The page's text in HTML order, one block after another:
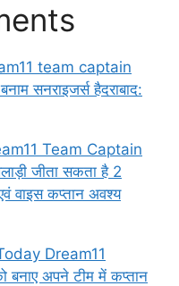
team captain
सनराइजर्स हैदराबाद:
Team Captain
जीता सकता है 2
वाइस कप्तान अवश्य
Dream11
अपने टीम में कप्तान